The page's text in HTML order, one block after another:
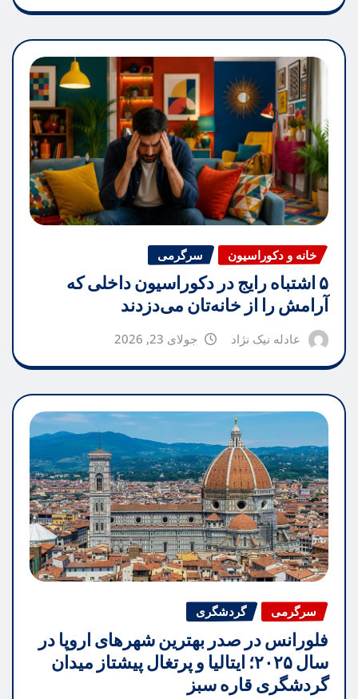
خانه و دکوراسیون سرگرمی
۵ اشتباه رایج در دکوراسیون داخلی که
آرامش را از خانه‌تان می‌دزدند
عادله نیک نژاد جولای 23, 2026
سرگرمی گردشگری
فلورانس در صدر بهترین شهرهای اروپا در
سال ۲۰۲۵؛ ایتالیا و پرتغال پیشتاز میدان
گردشگری قاره سبز